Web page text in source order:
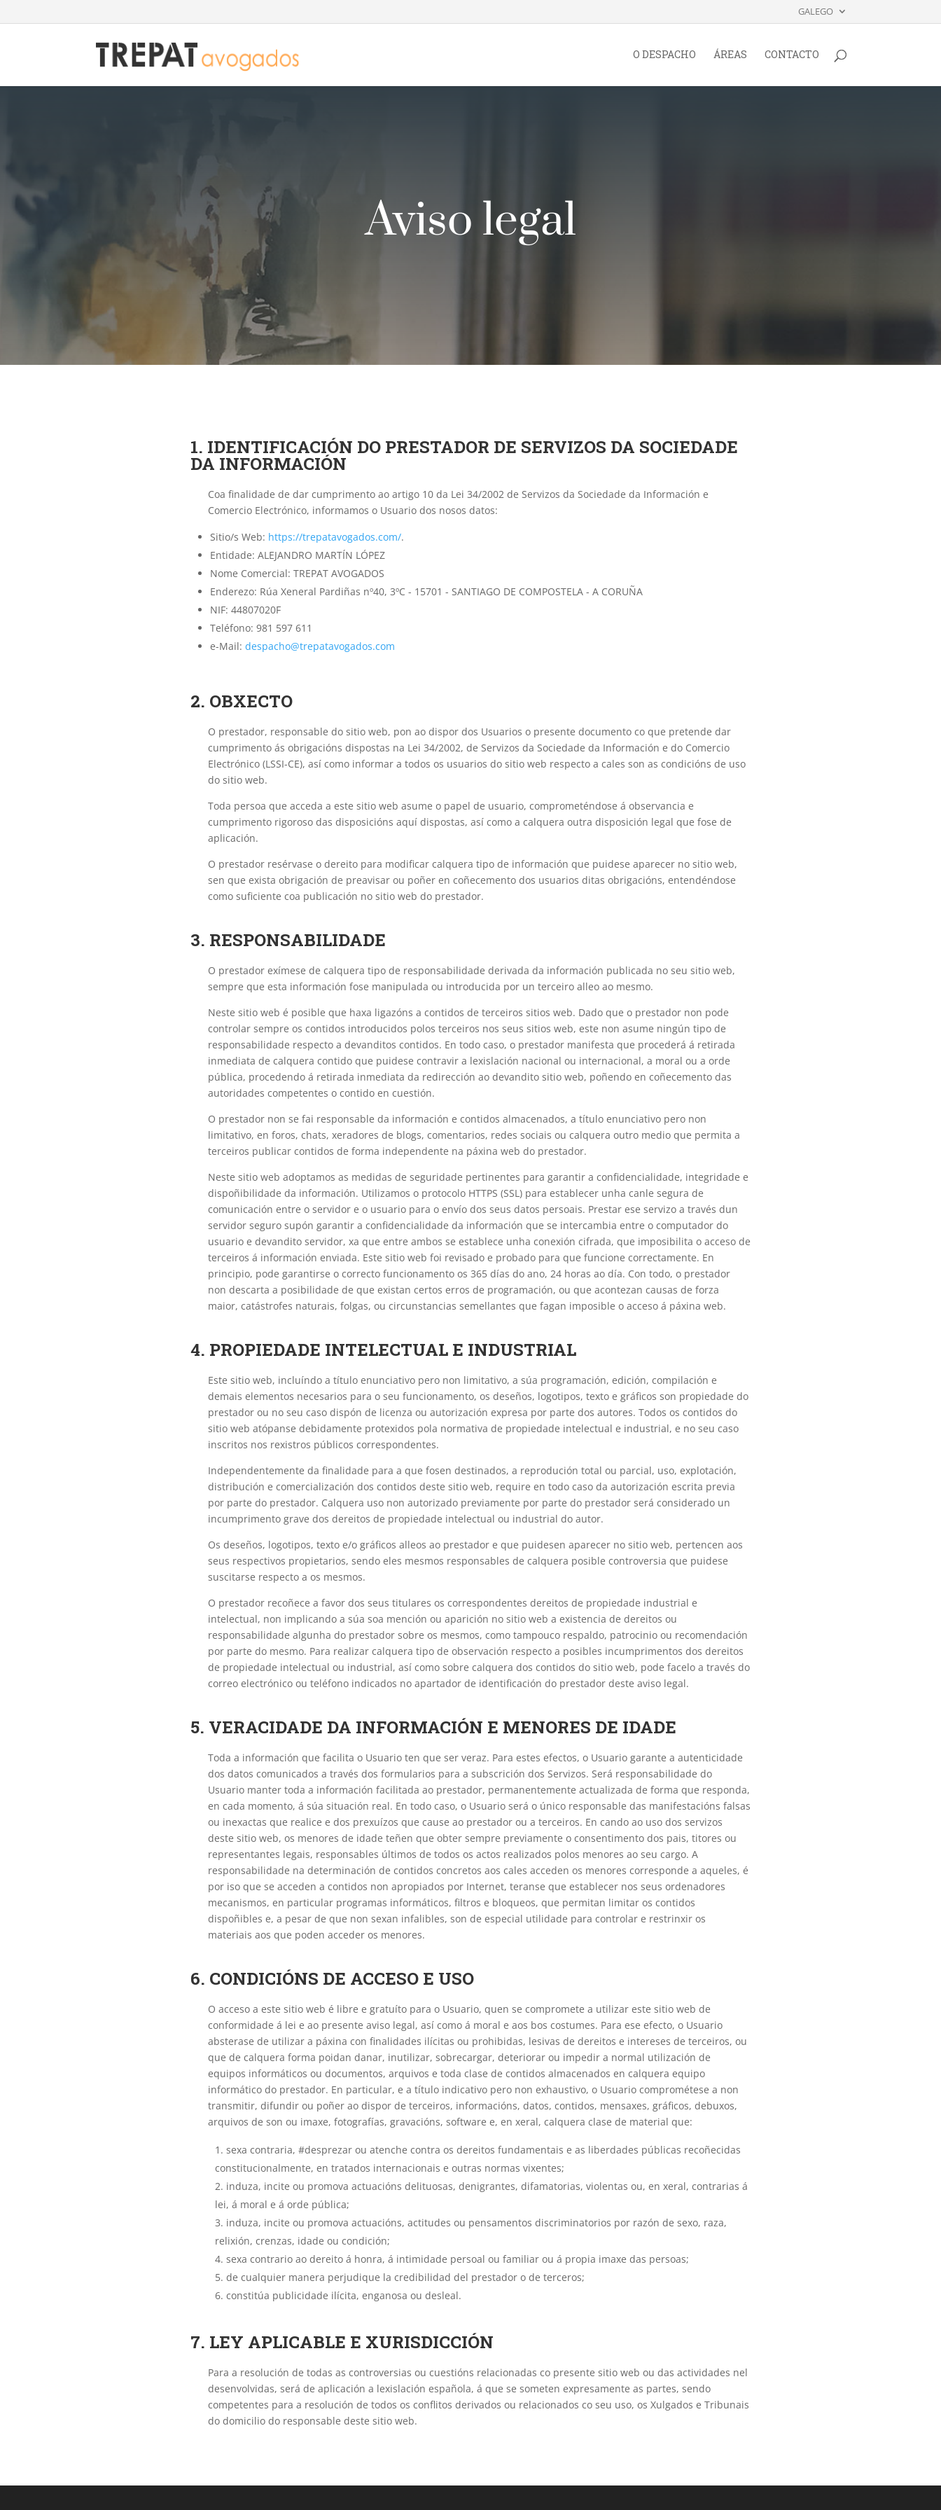
GALEGO
O DESPACHO ÁREAS CONTACTO
Aviso legal
1. IDENTIFICACIÓN DO PRESTADOR DE SERVIZOS DA SOCIEDADE
DA INFORMACIÓN​
Coa finalidade de dar cumprimento ao artigo 10 da Lei 34/2002 de Servizos da Sociedade da Información e
Comercio Electrónico, informamos o Usuario dos nosos datos:
Sitio/s Web: https://trepatavogados.com/.
Entidade: ALEJANDRO MARTÍN LÓPEZ
Nome Comercial: TREPAT AVOGADOS
Enderezo: Rúa Xeneral Pardiñas nº40, 3ºC - 15701 - SANTIAGO DE COMPOSTELA - A CORUÑA
NIF: 44807020F
Teléfono: 981 597 611
e-Mail: despacho@trepatavogados.com
2. OBXECTO
O prestador, responsable do sitio web, pon ao dispor dos Usuarios o presente documento co que pretende dar
cumprimento ás obrigacións dispostas na Lei 34/2002, de Servizos da Sociedade da Información e do Comercio
Electrónico (LSSI-CE), así como informar a todos os usuarios do sitio web respecto a cales son as condicións de uso
do sitio web.
Toda persoa que acceda a este sitio web asume o papel de usuario, comprometéndose á observancia e
cumprimento rigoroso das disposicións aquí dispostas, así como a calquera outra disposición legal que fose de
aplicación.
O prestador resérvase o dereito para modificar calquera tipo de información que puidese aparecer no sitio web,
sen que exista obrigación de preavisar ou poñer en coñecemento dos usuarios ditas obrigacións, entendéndose
como suficiente coa publicación no sitio web do prestador.
3. RESPONSABILIDADE
O prestador exímese de calquera tipo de responsabilidade derivada da información publicada no seu sitio web,
sempre que esta información fose manipulada ou introducida por un terceiro alleo ao mesmo.
Neste sitio web é posible que haxa ligazóns a contidos de terceiros sitios web. Dado que o prestador non pode
controlar sempre os contidos introducidos polos terceiros nos seus sitios web, este non asume ningún tipo de
responsabilidade respecto a devanditos contidos. En todo caso, o prestador manifesta que procederá á retirada
inmediata de calquera contido que puidese contravir a lexislación nacional ou internacional, a moral ou a orde
pública, procedendo á retirada inmediata da redirección ao devandito sitio web, poñendo en coñecemento das
autoridades competentes o contido en cuestión.
O prestador non se fai responsable da información e contidos almacenados, a título enunciativo pero non
limitativo, en foros, chats, xeradores de blogs, comentarios, redes sociais ou calquera outro medio que permita a
terceiros publicar contidos de forma independente na páxina web do prestador.
Neste sitio web adoptamos as medidas de seguridade pertinentes para garantir a confidencialidade, integridade e
dispoñibilidade da información. Utilizamos o protocolo HTTPS (SSL) para establecer unha canle segura de
comunicación entre o servidor e o usuario para o envío dos seus datos persoais. Prestar ese servizo a través dun
servidor seguro supón garantir a confidencialidade da información que se intercambia entre o computador do
usuario e devandito servidor, xa que entre ambos se establece unha conexión cifrada, que imposibilita o acceso de
terceiros á información enviada. Este sitio web foi revisado e probado para que funcione correctamente. En
principio, pode garantirse o correcto funcionamento os 365 días do ano, 24 horas ao día. Con todo, o prestador
non descarta a posibilidade de que existan certos erros de programación, ou que acontezan causas de forza
maior, catástrofes naturais, folgas, ou circunstancias semellantes que fagan imposible o acceso á páxina web.
4. PROPIEDADE INTELECTUAL E INDUSTRIAL
Este sitio web, incluíndo a título enunciativo pero non limitativo, a súa programación, edición, compilación e
demais elementos necesarios para o seu funcionamento, os deseños, logotipos, texto e gráficos son propiedade do
prestador ou no seu caso dispón de licenza ou autorización expresa por parte dos autores. Todos os contidos do
sitio web atópanse debidamente protexidos pola normativa de propiedade intelectual e industrial, e no seu caso
inscritos nos rexistros públicos correspondentes.
Independentemente da finalidade para a que fosen destinados, a reprodución total ou parcial, uso, explotación,
distribución e comercialización dos contidos deste sitio web, require en todo caso da autorización escrita previa
por parte do prestador. Calquera uso non autorizado previamente por parte do prestador será considerado un
incumprimento grave dos dereitos de propiedade intelectual ou industrial do autor.
Os deseños, logotipos, texto e/o gráficos alleos ao prestador e que puidesen aparecer no sitio web, pertencen aos
seus respectivos propietarios, sendo eles mesmos responsables de calquera posible controversia que puidese
suscitarse respecto a os mesmos.
O prestador recoñece a favor dos seus titulares os correspondentes dereitos de propiedade industrial e
intelectual, non implicando a súa soa mención ou aparición no sitio web a existencia de dereitos ou
responsabilidade algunha do prestador sobre os mesmos, como tampouco respaldo, patrocinio ou recomendación
por parte do mesmo. Para realizar calquera tipo de observación respecto a posibles incumprimentos dos dereitos
de propiedade intelectual ou industrial, así como sobre calquera dos contidos do sitio web, pode facelo a través do
correo electrónico ou teléfono indicados no apartador de identificación do prestador deste aviso legal.
5. VERACIDADE DA INFORMACIÓN E MENORES DE IDADE
Toda a información que facilita o Usuario ten que ser veraz. Para estes efectos, o Usuario garante a autenticidade
dos datos comunicados a través dos formularios para a subscrición dos Servizos. Será responsabilidade do
Usuario manter toda a información facilitada ao prestador, permanentemente actualizada de forma que responda,
en cada momento, á súa situación real. En todo caso, o Usuario será o único responsable das manifestacións falsas
ou inexactas que realice e dos prexuízos que cause ao prestador ou a terceiros. En cando ao uso dos servizos
deste sitio web, os menores de idade teñen que obter sempre previamente o consentimento dos pais, titores ou
representantes legais, responsables últimos de todos os actos realizados polos menores ao seu cargo. A
responsabilidade na determinación de contidos concretos aos cales acceden os menores corresponde a aqueles, é
por iso que se acceden a contidos non apropiados por Internet, teranse que establecer nos seus ordenadores
mecanismos, en particular programas informáticos, filtros e bloqueos, que permitan limitar os contidos
dispoñibles e, a pesar de que non sexan infalibles, son de especial utilidade para controlar e restrinxir os
materiais aos que poden acceder os menores.
6. CONDICIÓNS DE ACCESO E USO
O acceso a este sitio web é libre e gratuíto para o Usuario, quen se compromete a utilizar este sitio web de
conformidade á lei e ao presente aviso legal, así como á moral e aos bos costumes. Para ese efecto, o Usuario
absterase de utilizar a páxina con finalidades ilícitas ou prohibidas, lesivas de dereitos e intereses de terceiros, ou
que de calquera forma poidan danar, inutilizar, sobrecargar, deteriorar ou impedir a normal utilización de
equipos informáticos ou documentos, arquivos e toda clase de contidos almacenados en calquera equipo
informático do prestador. En particular, e a título indicativo pero non exhaustivo, o Usuario comprométese a non
transmitir, difundir ou poñer ao dispor de terceiros, informacións, datos, contidos, mensaxes, gráficos, debuxos,
arquivos de son ou imaxe, fotografías, gravacións, software e, en xeral, calquera clase de material que:
sexa contraria, #desprezar ou atenche contra os dereitos fundamentais e as liberdades públicas recoñecidas
constitucionalmente, en tratados internacionais e outras normas vixentes;
induza, incite ou promova actuacións delituosas, denigrantes, difamatorias, violentas ou, en xeral, contrarias á
lei, á moral e á orde pública;
induza, incite ou promova actuacións, actitudes ou pensamentos discriminatorios por razón de sexo, raza,
relixión, crenzas, idade ou condición;
sexa contrario ao dereito á honra, á intimidade persoal ou familiar ou á propia imaxe das persoas;
de cualquier manera perjudique la credibilidad del prestador o de terceros;
constitúa publicidade ilícita, enganosa ou desleal.
7. LEY APLICABLE E XURISDICCIÓN
Para a resolución de todas as controversias ou cuestións relacionadas co presente sitio web ou das actividades nel
desenvolvidas, será de aplicación a lexislación española, á que se someten expresamente as partes, sendo
competentes para a resolución de todos os conflitos derivados ou relacionados co seu uso, os Xulgados e Tribunais
do domicilio do responsable deste sitio web.